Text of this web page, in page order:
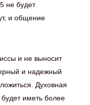
не будет
и общение
и не выносит
и надежный
Духовная
иметь более